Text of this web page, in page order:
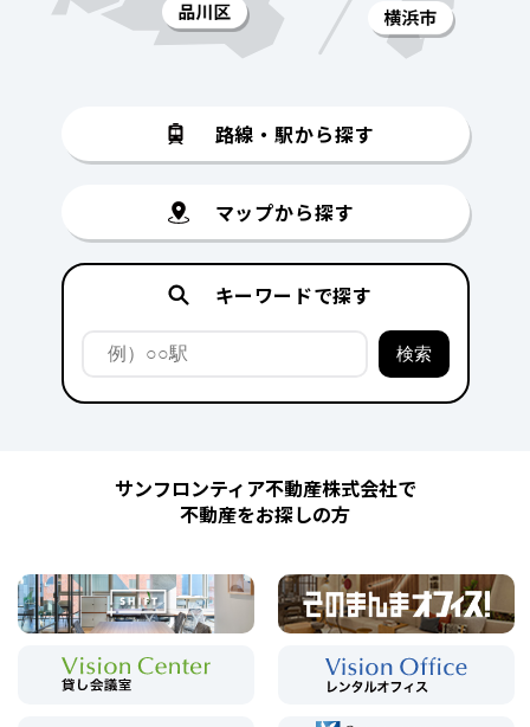
路線・駅から探す
マップから探す
キーワードで探す
サンフロンティア不動産株式会社で
不動産をお探しの方